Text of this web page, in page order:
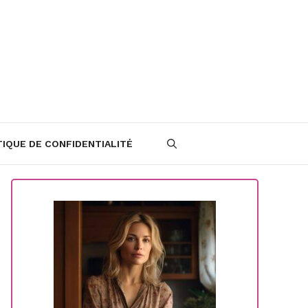
DE CONFIDENTIALITÉ